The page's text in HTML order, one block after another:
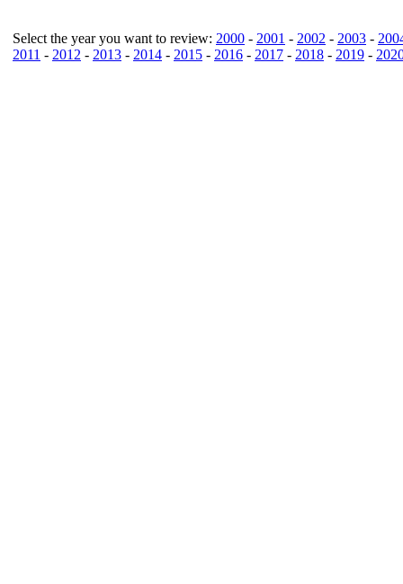
Select the year you want to review: 2000 - 2001 - 2002 - 2003 -
2011 - 2012 - 2013 - 2014 - 2015 - 2016 - 2017 - 2018 - 2019 -